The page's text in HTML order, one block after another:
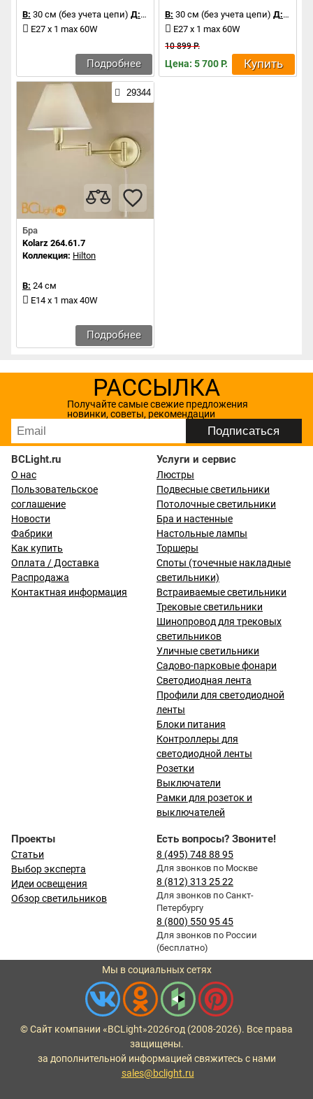
В: 30 см (без учета цепи) Д:45 см
E27 x 1 max 60W
Подробнее
В: 30 см (без учета цепи) Д:45 см
E27 x 1 max 60W
10 899 Р.
Цена: 5 700 Р. Купить
29344
Бра
Kolarz 264.61.7
Коллекция: Hilton
В: 24 см
E14 x 1 max 40W
Подробнее
РАССЫЛКА
Получайте самые свежие предложения
новинки, советы, рекомендации
BCLight.ru
О нас
Пользовательское
соглашение
Новости
Фабрики
Как купить
Оплата / Доставка
Распродажа
Контактная информация
Услуги и сервис
Люстры
Подвесные светильники
Потолочные светильники
Бра и настенные
Настольные лампы
Торшеры
Споты (точечные накладные
светильники)
Встраиваемые светильники
Трековые светильники
Шинопровод для трековых
светильников
Уличные светильники
Садово-парковые фонари
Светодиодная лента
Профили для светодиодной
ленты
Блоки питания
Контроллеры для
светодиодной ленты
Розетки
Выключатели
Рамки для розеток и
выключателей
Проекты
Статьи
Выбор эксперта
Идеи освещения
Обзор светильников
Есть вопросы? Звоните!
8 (495) 748 88 95
Для звонков по Москве
8 (812) 313 25 22
Для звонков по Санкт-
Петербургу
8 (800) 550 95 45
Для звонков по России
(бесплатно)
Мы в социальных сетях
© Сайт компании «BCLight»2026год (2008-2026). Все права
защищены.
за дополнительной информацией свяжитесь с нами
sales@bclight.ru